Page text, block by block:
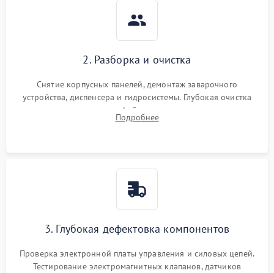
2. Разборка и очистка
Снятие корпусных панелей, демонтаж заварочного
устройства, диспенсера и гидросистемы. Глубокая очистка
внутренних узлов от кофейных масел, жмыха и накипи.
Промывка дренажных каналов и фильтров с использованием
Подробнее
3. Глубокая дефектовка компонентов
Проверка электронной платы управления и силовых цепей.
Тестирование электромагнитных клапанов, датчиков